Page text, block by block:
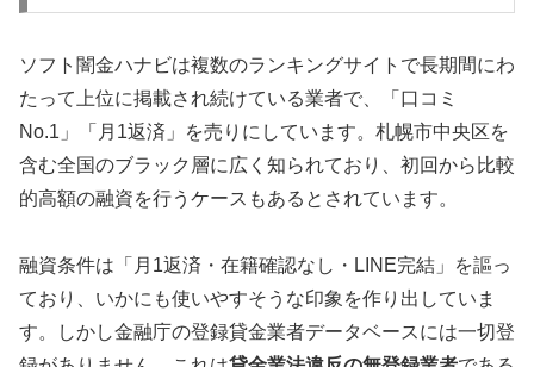
ソフト闇金ハナビは複数のランキングサイトで長期間にわ
たって上位に掲載され続けている業者で、「口コミ
No.1」「月1返済」を売りにしています。札幌市中央区を
含む全国のブラック層に広く知られており、初回から比較
的高額の融資を行うケースもあるとされています。
融資条件は「月1返済・在籍確認なし・LINE完結」を謳っ
ており、いかにも使いやすそうな印象を作り出していま
す。しかし金融庁の登録貸金業者データベースには一切登